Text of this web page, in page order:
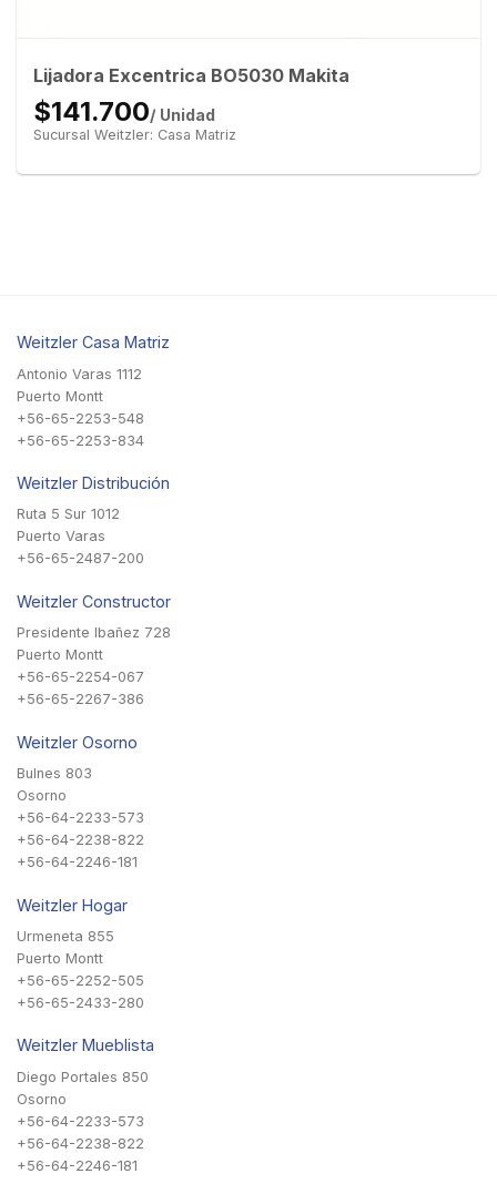
Lijadora Excentrica BO5030 Makita
$141.700/ Unidad
Sucursal Weitzler: Casa Matriz
Weitzler Casa Matriz
Antonio Varas 1112
Puerto Montt
+56-65-2253-548
+56-65-2253-834
Weitzler Distribución
Ruta 5 Sur 1012
Puerto Varas
+56-65-2487-200
Weitzler Constructor
Presidente Ibañez 728
Puerto Montt
+56-65-2254-067
+56-65-2267-386
Weitzler Osorno
Bulnes 803
Osorno
+56-64-2233-573
+56-64-2238-822
+56-64-2246-181
Weitzler Hogar
Urmeneta 855
Puerto Montt
+56-65-2252-505
+56-65-2433-280
Weitzler Mueblista
Diego Portales 850
Osorno
+56-64-2233-573
+56-64-2238-822
+56-64-2246-181